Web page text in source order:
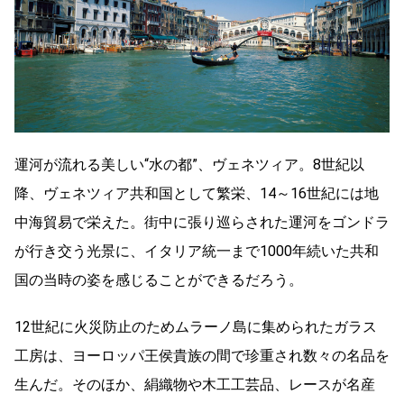
運河が流れる美しい“水の都”、ヴェネツィア。8世紀以
降、ヴェネツィア共和国として繁栄、14～16世紀には地
中海貿易で栄えた。街中に張り巡らされた運河をゴンドラ
が行き交う光景に、イタリア統一まで1000年続いた共和
国の当時の姿を感じることができるだろう。
12世紀に火災防止のためムラーノ島に集められたガラス
工房は、ヨーロッパ王侯貴族の間で珍重され数々の名品を
生んだ。そのほか、絹織物や木工工芸品、レースが名産